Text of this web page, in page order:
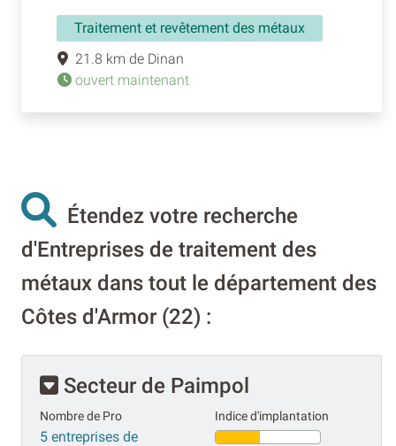
Traitement et revêtement des métaux
21.8 km de Dinan
ouvert maintenant
Étendez votre recherche
d'Entreprises de traitement des
métaux dans tout le département des
Côtes d'Armor (22) :
Secteur de Paimpol
Nombre de Pro
5 entreprises de
Indice d'implantation